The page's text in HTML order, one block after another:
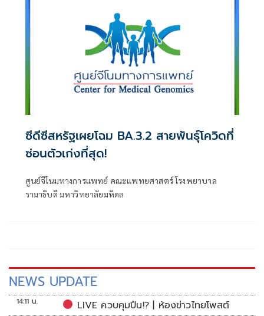
ซีดีซีสหรัฐเผยโฉม BA.3.2 สายพันธุ์โควิดที่
ซ่อนตัวเก่งที่สุด!
ศูนย์จีโนมทางการแพทย์ คณะแพทยศาสตร์ โรงพยาบาล
รามาธิบดี มหาวิทยาลัยมหิดล
NEWS UPDATE
14:11 น. LIVE ควบคุมปืน!? | ห้องข่าวไทยโพสต์